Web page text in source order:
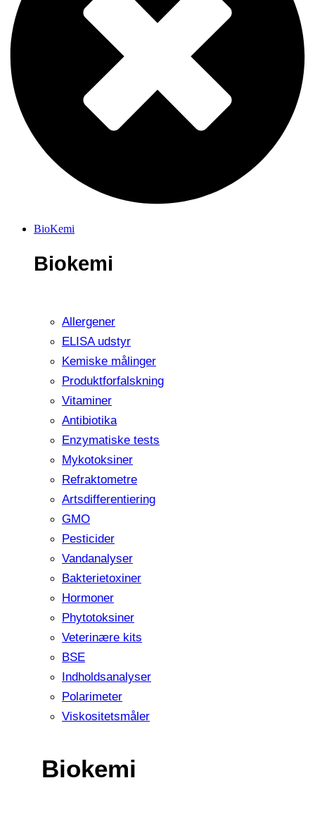
BioKemi
Biokemi
Allergener
ELISA udstyr
Kemiske målinger
Produktforfalskning
Vitaminer
Antibiotika
Enzymatiske tests
Mykotoksiner
Refraktometre
Artsdifferentiering
GMO
Pesticider
Vandanalyser
Bakterietoxiner
Hormoner
Phytotoksiner
Veterinære kits
BSE
Indholdsanalyser
Polarimeter
Viskositetsmåler
Biokemi